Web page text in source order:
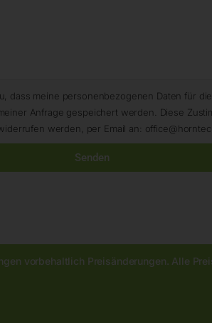
dass meine personenbezogenen Daten für die
Anfrage gespeichert werden. Diese
werden, per Email an:
Senden
vorbehaltlich Preisänderungen. Alle